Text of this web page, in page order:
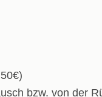
bzw. von der